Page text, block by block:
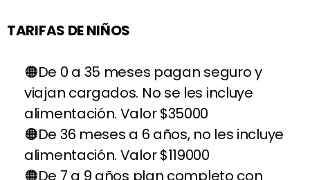
TARIFAS DE NIÑOS
De 0 a 35 meses pagan seguro y
viajan cargados. No se les incluye
alimentación. Valor $35000
De 36 meses a 6 años, no les incluye
alimentación. Valor $119000
De 7 a 9 años plan completo con